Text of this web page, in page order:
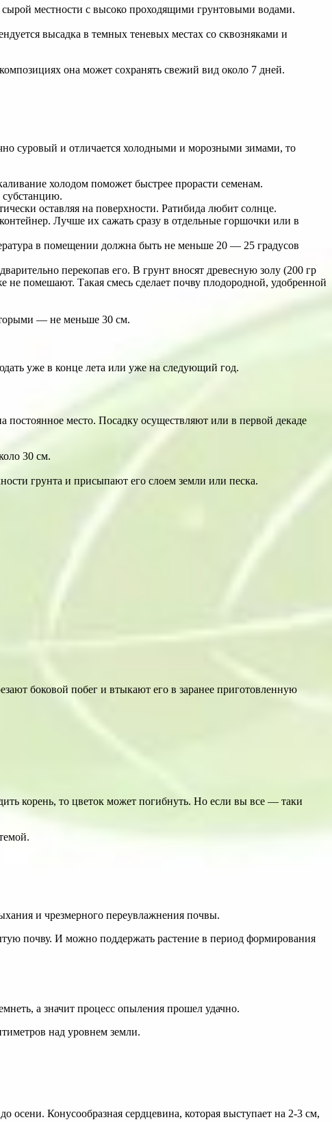
местности с высоко проходящими грунтовыми водами.
высадка в темных теневых местах со сквозняками и
она может сохранять свежий вид около 7 дней.
суровый и отличается холодными и морозными зимами, то
холодом поможет быстрее прорасти семенам.
оставляя на поверхности. Ратибида любит солнце.
Лучше их сажать сразу в отдельные горшочки или в
в помещении должна быть не меньше 20 — 25 градусов
перекопав его. В грунт вносят древесную золу (200 гр
помешают. Такая смесь сделает почву плодородной, удобренной
— не меньше 30 см.
уже в конце лета или уже на следующий год.
постоянное место. Посадку осуществляют или в первой декаде
30 см.
грунта и присыпают его слоем земли или песка.
боковой побег и втыкают его в заранее приготовленную
корень, то цветок может погибнуть. Но если вы все — таки
и чрезмерного переувлажнения почвы.
почву. И можно поддержать растение в период формирования
а значит процесс опыления прошел удачно.
над уровнем земли.
Конусообразная сердцевина, которая выступает на 2-3 см,